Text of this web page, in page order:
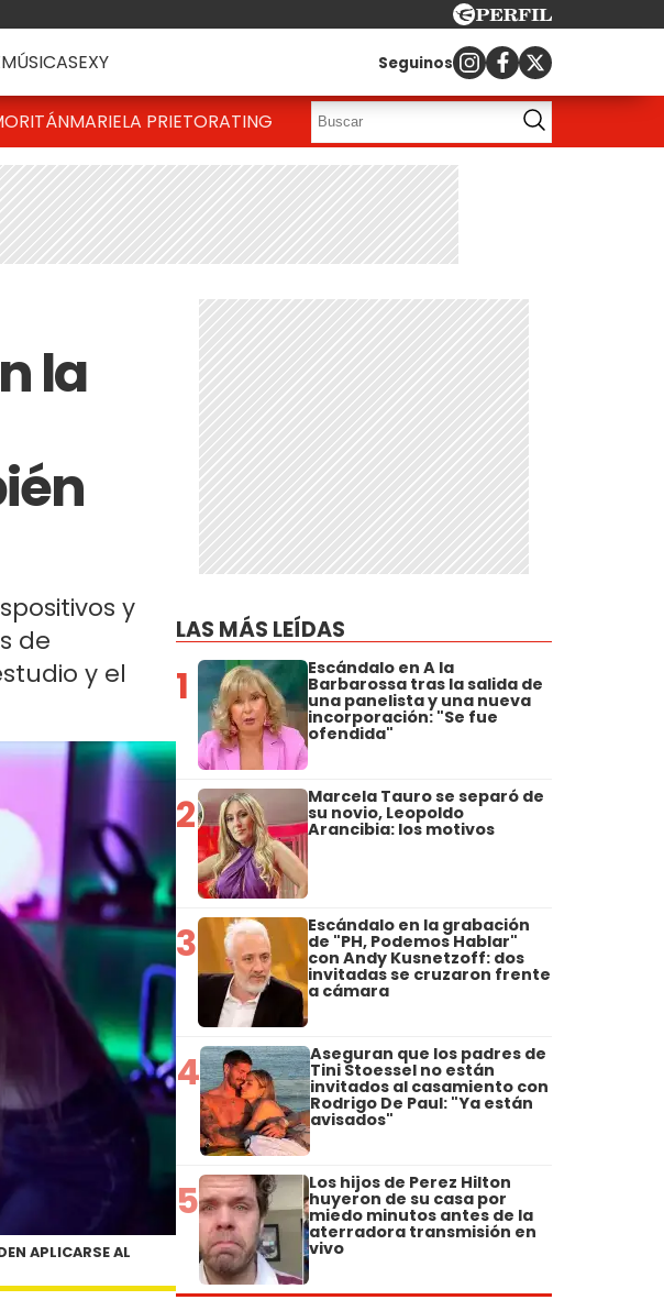
MÚSICASEXY Seguinos
MARIELA PRIETORATING
la
y
de
y el
APLICARSE AL
LAS MÁS LEÍDAS
1 Escándalo en A la
Barbarossa tras la salida de
una panelista y una nueva
incorporación: "Se fue
ofendida"
2 Marcela Tauro se separó de
su novio, Leopoldo
Arancibia: los motivos
3 Escándalo en la grabación
de "PH, Podemos Hablar"
con Andy Kusnetzoff: dos
invitadas se cruzaron frente
a cámara
4 Aseguran que los padres de
Tini Stoessel no están
invitados al casamiento con
Rodrigo De Paul: "Ya están
avisados"
5 Los hijos de Perez Hilton
huyeron de su casa por
miedo minutos antes de la
aterradora transmisión en
vivo